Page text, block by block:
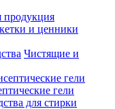
продукция
и ценники
Чистящие и
гели
для стирки